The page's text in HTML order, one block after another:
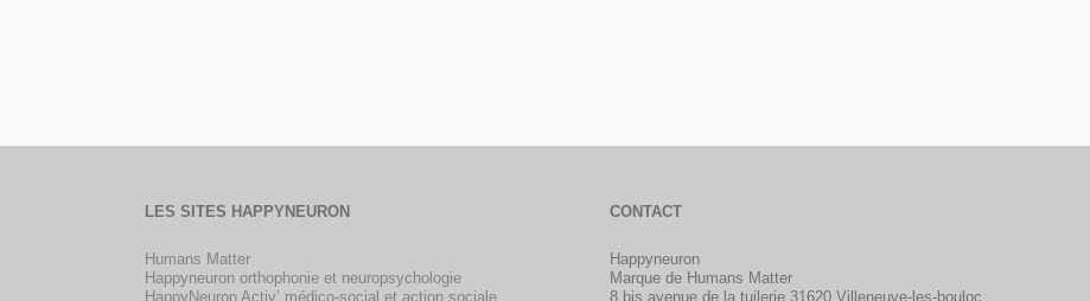
LES SITES HAPPYNEURON
Humans Matter
Happyneuron orthophonie et neuropsychologie
HappyNeuron Activ’ médico-social et action sociale
CONTACT
Happyneuron
Marque de Humans Matter
8 bis avenue de la tuilerie 31620 Villeneuve-les-bouloc